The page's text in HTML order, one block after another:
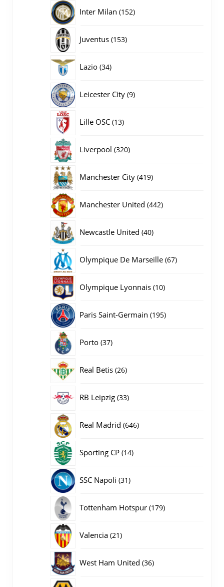
Inter Milan 152152
Juventus 153153
Lazio 3434
Leicester City 99
Lille OSC 1313
Liverpool 320320
Manchester City 419419
Manchester United 442442
Newcastle United 4040
Olympique De Marseille 6767
Olympique Lyonnais 1010
Paris Saint-Germain 195195
Porto 3737
Real Betis 2626
RB Leipzig 3333
Real Madrid 646646
Sporting CP 1414
SSC Napoli 3131
Tottenham Hotspur 179179
Valencia 2121
West Ham United 3636